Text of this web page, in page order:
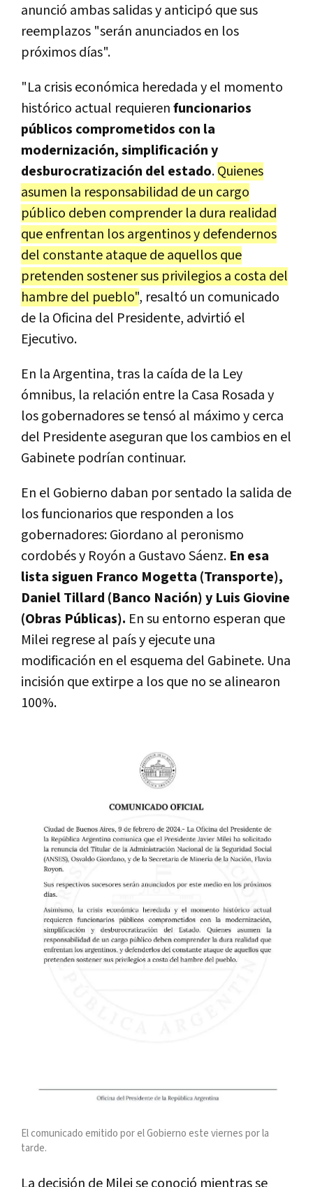
anunció ambas salidas y anticipó que sus
reemplazos "serán anunciados en los
próximos días".
"La crisis económica heredada y el momento
histórico actual requierenfuncionarios
públicos comprometidos con la
modernización, simplificación y
desburocratización del estado.Quienes
asumen la responsabilidad de un cargo
público deben comprender la dura realidad
que enfrentan los argentinos y defendernos
del constante ataque de aquellos que
pretenden sostener sus privilegios a costa del
hambre del pueblo", resaltó un comunicado
de la Oficina del Presidente, advirtió el
Ejecutivo.
En la Argentina, tras la caída de la Ley
ómnibus, la relación entre la Casa Rosada y
los gobernadores se tensó al máximo y cerca
del Presidente aseguran que los cambios en el
Gabinete podrían continuar.
En el Gobierno daban por sentado la salida de
los funcionarios que responden a los
gobernadores: Giordano al peronismo
cordobés y Royón a Gustavo Sáenz. En esa
lista siguen Franco Mogetta (Transporte),
Daniel Tillard (Banco Nación) y Luis Giovine
(Obras Públicas). En su entorno esperan que
Milei regrese al país y ejecute una
modificación en el esquema del Gabinete. Una
incisión que extirpe a los que no se alinearon
100%.
El comunicado emitido por el Gobierno este viernes por la
tarde.